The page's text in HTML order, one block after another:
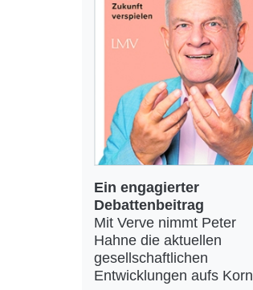
Ein engagierter
Debattenbeitrag
Mit Verve nimmt Peter
Hahne die aktuellen
gesellschaftlichen
Entwicklungen aufs Korn